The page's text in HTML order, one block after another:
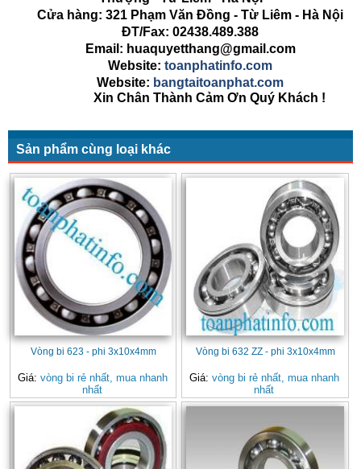
Cửa hàng: 321 Phạm Văn Đồng - Từ Liêm - Hà Nội
ĐT/Fax: 02438.489.388
Email: huaquyetthang@gmail.com
Website: toanphatinfo.com
Website: bangtaitoanphat.com
Xin Chân Thành Cảm Ơn Quý Khách !
Sản phẩm cùng loại khác
Vòng bi 623 - phi 3x10x4mm
Giá: vòng bi rẻ nhất, mua nhanh
nhất
Vòng bi 632 ZZ - phi 3x10x4mm
Giá: vòng bi rẻ nhất, mua nhanh
nhất